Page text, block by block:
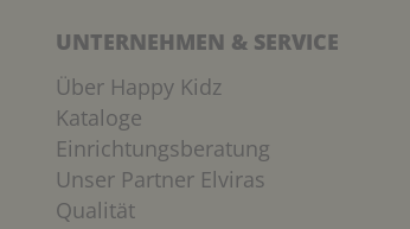
UNTERNEHMEN & SERVICE
Über Happy Kidz
Kataloge
Einrichtungsberatung
Unser Partner Elviras
Qualität